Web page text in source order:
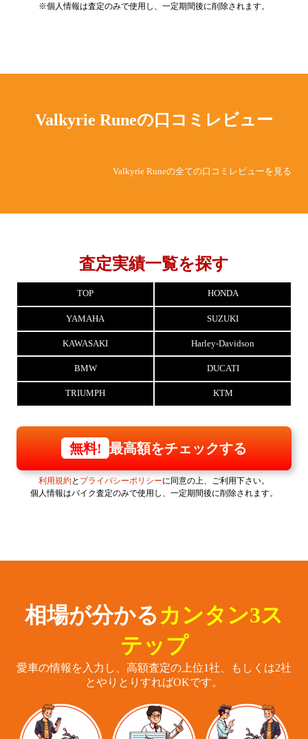
※個人情報は査定のみで使用し、一定期間後に削除されます。
Valkyrie Runeの 口コミレビュー
Valkyrie Runeの全ての口コミレビューを見る
査定実績一覧を探す
TOP HONDA
YAMAHA SUZUKI
KAWASAKI Harley-Davidson
BMW DUCATI
TRIUMPH KTM
無料! 最高額をチェックする
利用規約と プライバシーポリシーに同意の上、ご利用下さい。
個人情報はバイク査定のみで使用し、一定期間後に削除されます。
相場が分かる カンタン3ス
テップ
愛車の情報を入力し、高額査定の上位1社、もしくは2社
とやりとりすればOKです。